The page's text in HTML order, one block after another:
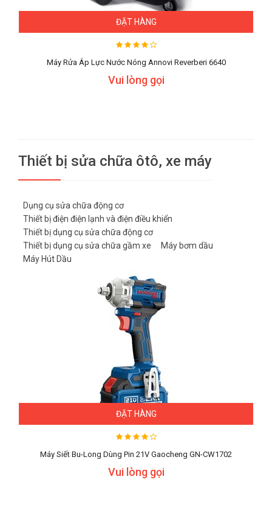
ĐẶT HÀNG
Máy Rửa Áp Lực Nước Nóng Annovi Reverberi 6640
Vui lòng gọi
Thiết bị sửa chữa ôtô, xe máy
Dụng cụ sửa chữa động cơ
Thiết bị điện điện lạnh và điện điều khiển
Thiết bị dụng cụ sửa chữa động cơ
Thiết bị dụng cụ sửa chữa gầm xe
Máy bơm dầu
Máy Hút Dầu
ĐẶT HÀNG
Máy Siết Bu-Long Dùng Pin 21V Gaocheng GN-CW1702
Vui lòng gọi